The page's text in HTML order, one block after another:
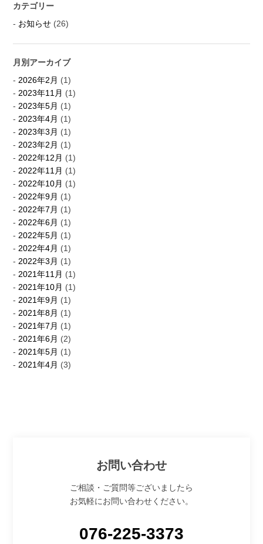
カテゴリー
お知らせ (26)
月別アーカイブ
2026年2月 (1)
2023年11月 (1)
2023年5月 (1)
2023年4月 (1)
2023年3月 (1)
2023年2月 (1)
2022年12月 (1)
2022年11月 (1)
2022年10月 (1)
2022年9月 (1)
2022年7月 (1)
2022年6月 (1)
2022年5月 (1)
2022年4月 (1)
2022年3月 (1)
2021年11月 (1)
2021年10月 (1)
2021年9月 (1)
2021年8月 (1)
2021年7月 (1)
2021年6月 (2)
2021年5月 (1)
2021年4月 (3)
お問い合わせ
ご相談・ご質問等ございましたら
お気軽にお問い合わせください。
076-225-3373